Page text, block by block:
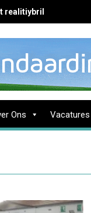
realitiybril
Ons Vacatures